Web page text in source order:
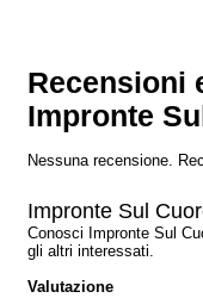
Recensioni
Impronte
Nessuna recensione.
Impronte Sul
Conosci Impronte Sul
gli altri interessati.
Valutazione